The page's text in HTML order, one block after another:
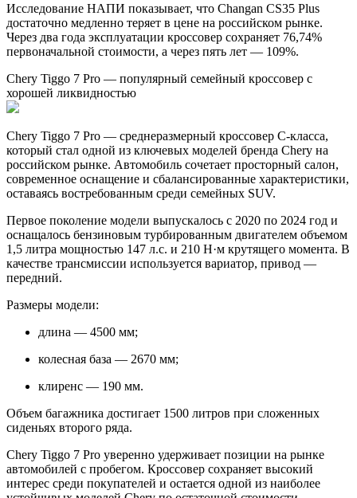
Исследование НАПИ показывает, что Changan CS35 Plus
достаточно медленно теряет в цене на российском рынке.
Через два года эксплуатации кроссовер сохраняет 76,74%
первоначальной стоимости, а через пять лет — 109%.
Chery Tiggo 7 Pro — популярный семейный кроссовер с
хорошей ликвидностью
Chery Tiggo 7 Pro — среднеразмерный кроссовер C-класса,
который стал одной из ключевых моделей бренда Chery на
российском рынке. Автомобиль сочетает просторный салон,
современное оснащение и сбалансированные характеристики,
оставаясь востребованным среди семейных SUV.
Первое поколение модели выпускалось с 2020 по 2024 год и
оснащалось бензиновым турбированным двигателем объемом
1,5 литра мощностью 147 л.с. и 210 Н·м крутящего момента. В
качестве трансмиссии используется вариатор, привод —
передний.
Размеры модели:
длина — 4500 мм;
колесная база — 2670 мм;
клиренс — 190 мм.
Объем багажника достигает 1500 литров при сложенных
сиденьях второго ряда.
Chery Tiggo 7 Pro уверенно удерживает позиции на рынке
автомобилей с пробегом. Кроссовер сохраняет высокий
интерес среди покупателей и остается одной из наиболее